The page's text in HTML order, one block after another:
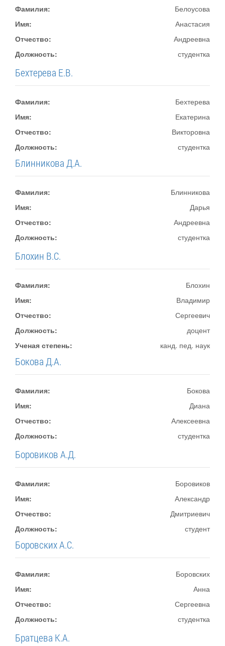
Фамилия:
Белоусова
Имя:
Анастасия
Отчество:
Андреевна
Должность:
студентка
Бехтерева Е.В.
Фамилия:
Бехтерева
Имя:
Екатерина
Отчество:
Викторовна
Должность:
студентка
Блинникова Д.А.
Фамилия:
Блинникова
Имя:
Дарья
Отчество:
Андреевна
Должность:
студентка
Блохин В.С.
Фамилия:
Блохин
Имя:
Владимир
Отчество:
Сергеевич
Должность:
доцент
Ученая степень:
канд. пед. наук
Бокова Д.А.
Фамилия:
Бокова
Имя:
Диана
Отчество:
Алексеевна
Должность:
студентка
Боровиков А.Д.
Фамилия:
Боровиков
Имя:
Александр
Отчество:
Дмитриевич
Должность:
студент
Боровских А.С.
Фамилия:
Боровских
Имя:
Анна
Отчество:
Сергеевна
Должность:
студентка
Братцева К.А.